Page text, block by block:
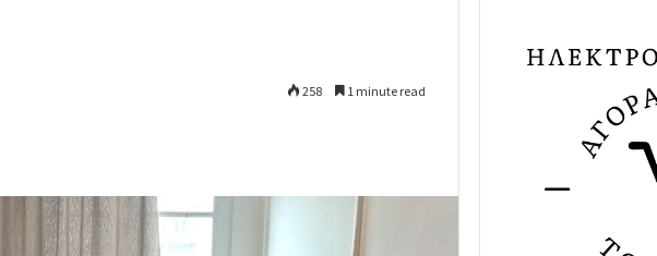
258 1 minute read